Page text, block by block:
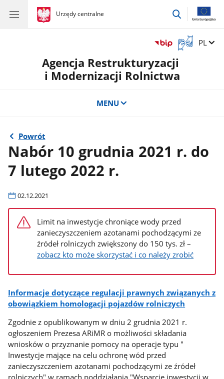
gov.pl
Urzędy centralne
gov.pl
Urzędy
przejdź
Otwórz
okno
z
tłumaczem
Zmień
PL
Agencja Restrukturyzacji
i Modernizacji Rolnictwa
MENU
Powrót
Nabór 10 grudnia 2021 r. do
7 lutego 2022 r.
02.12.2021
Limit na inwestycje chroniące wody przed
zanieczyszczeniem azotanami pochodzącymi ze
źródeł rolniczych zwiększony do 150 tys. zł –
zobacz kto może skorzystać i co należy zrobić
Informacje dotyczące regulacji prawnych związanych z
obowiązkiem homologacji pojazdów rolniczych
Zgodnie z opublikowanym w dniu 2 grudnia 2021 r.
ogłoszeniem Prezesa ARiMR o możliwości składania
wniosków o przyznanie pomocy na operacje typu "
Inwestycje mające na celu ochronę wód przed
zanieczyszczeniem azotanami pochodzącymi ze źródeł
rolniczych" w ramach poddziałania "Wsparcie inwestycji w